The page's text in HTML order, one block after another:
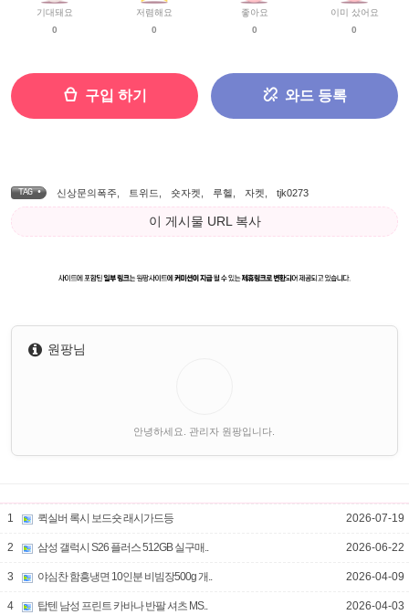
기대돼요
0
저렴해요
0
좋아요
0
이미 샀어요
0
구입 하기 와드 등록
TAG • 신상문의폭주 트위드 숏자켓 루헬 자켓 tjk0273
이 게시물 URL 복사
원팡님
안녕하세요. 관리자 원팡입니다.
1 퀵실버 록시 보드숏 래시가드등 2026-07-19
2 삼성 갤럭시 S26 플러스 512GB 실구매.. 2026-06-22
3 야심찬 함흥냉면 10인분 비빔장500g 개.. 2026-04-09
4 탑텐 남성 프린트 카바나 반팔 셔츠 MS.. 2026-04-03